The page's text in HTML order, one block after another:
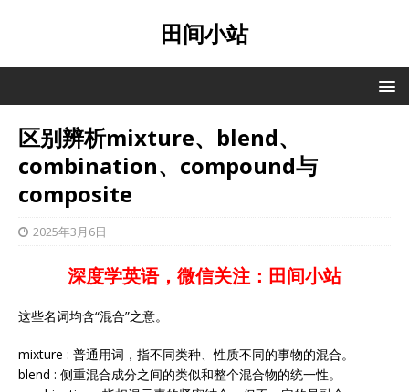
田间小站
区别辨析mixture、blend、
combination、compound与
composite
2025年3月6日
深度学英语，微信关注：田间小站
这些名词均含“混合”之意。
mixture : 普通用词，指不同类种、性质不同的事物的混合。
blend : 侧重混合成分之间的类似和整个混合物的统一性。